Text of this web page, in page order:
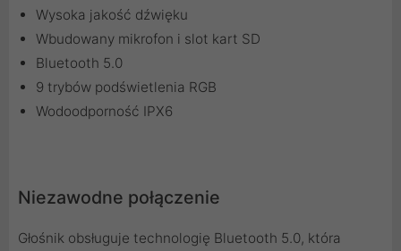
Wysoka jakość dźwięku
Wbudowany mikrofon i slot kart SD
Bluetooth 5.0
9 trybów podświetlenia RGB
Wodoodporność IPX6
Niezawodne połączenie
Głośnik obsługuje technologię Bluetooth 5.0, która